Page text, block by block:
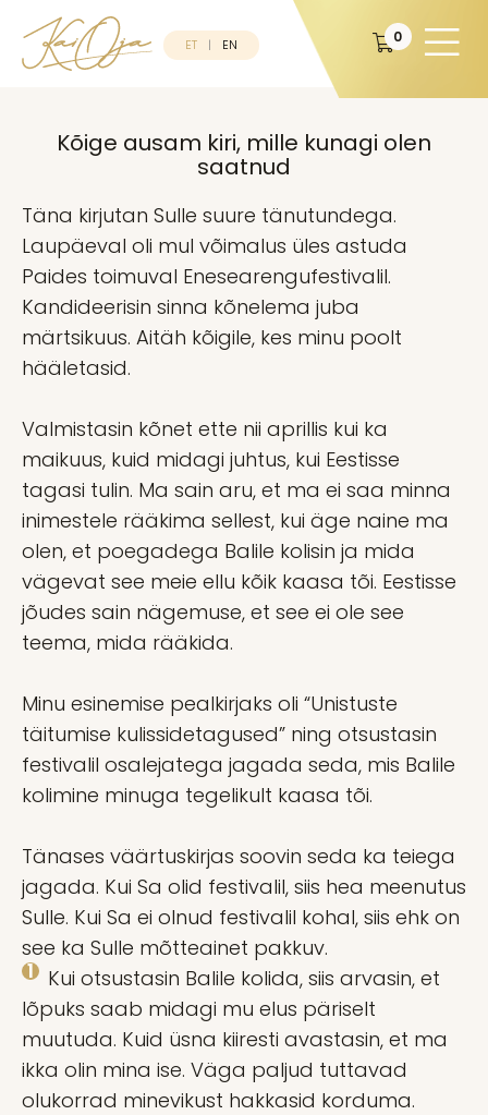
0
ET EN
Kõige ausam kiri, mille kunagi olen
saatnud
Täna kirjutan Sulle suure tänutundega.
Laupäeval oli mul võimalus üles astuda
Paides toimuval Enesearengufestivalil.
Kandideerisin sinna kõnelema juba
märtsikuus. Aitäh kõigile, kes minu poolt
hääletasid.
Valmistasin kõnet ette nii aprillis kui ka
maikuus, kuid midagi juhtus, kui Eestisse
tagasi tulin. Ma sain aru, et ma ei saa minna
inimestele rääkima sellest, kui äge naine ma
olen, et poegadega Balile kolisin ja mida
vägevat see meie ellu kõik kaasa tõi. Eestisse
jõudes sain nägemuse, et see ei ole see
teema, mida rääkida.
Minu esinemise pealkirjaks oli “Unistuste
täitumise kulissidetagused” ning otsustasin
festivalil osalejatega jagada seda, mis Balile
kolimine minuga tegelikult kaasa tõi.
Tänases väärtuskirjas soovin seda ka teiega
jagada. Kui Sa olid festivalil, siis hea meenutus
Sulle. Kui Sa ei olnud festivalil kohal, siis ehk on
see ka Sulle mõtteainet pakkuv.
Kui otsustasin Balile kolida, siis arvasin, et
lõpuks saab midagi mu elus päriselt
muutuda. Kuid üsna kiiresti avastasin, et ma
ikka olin mina ise. Väga paljud tuttavad
olukorrad minevikust hakkasid korduma.